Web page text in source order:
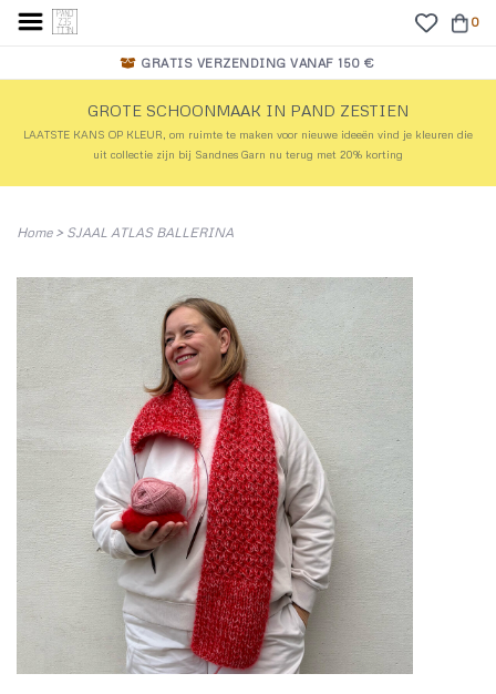
0
GRATIS VERZENDING VANAF 150 €
GROTE SCHOONMAAK IN PAND ZESTIEN
LAATSTE KANS OP KLEUR, om ruimte te maken voor nieuwe ideeën vind je kleuren die
uit collectie zijn bij Sandnes Garn nu terug met 20% korting
Home> SJAAL ATLAS BALLERINA